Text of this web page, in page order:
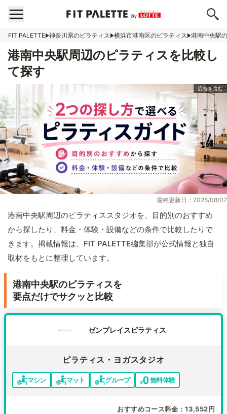
FIT PALETTE 神奈川県のピラティス 横浜市港南区のピラティス 港南中央駅
港南中央駅周辺のピラティスを比較し
て探す
最終更新日：2026/08/07
港南中央駅周辺のピラティススタジオを、目的別のおすすめ
から探したり、料金・体験・設備などの条件で比較したりで
きます。掲載情報は、FIT PALETTE編集部が公式情報と独自
取材をもとに整理しています。
港南中央駅のピラティスを
要点だけでサクッと比較
ゼンプレイスピラティス
ピラティス・ヨガスタジオ
マシン マット グループ 無料体験
おすすめコース料金 13,552円